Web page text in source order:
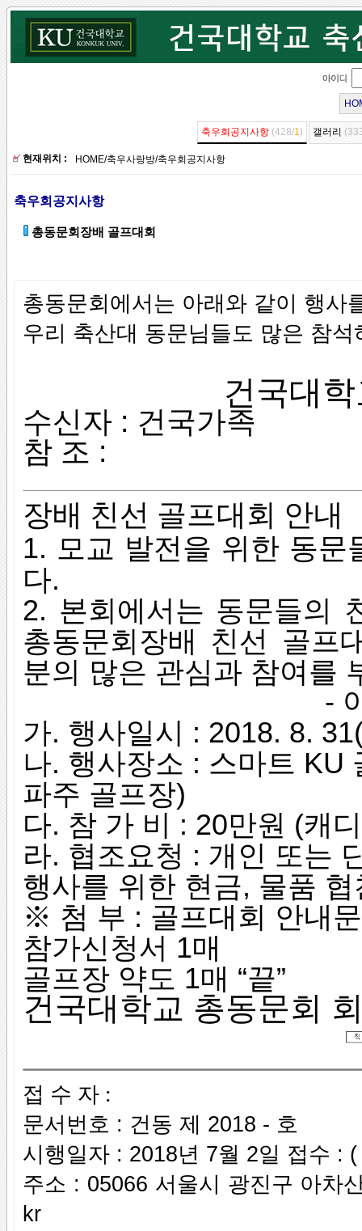
축우회공지사항 (428/1) 갤러리
현재위치 : HOME/축우사랑방/축우회공지사항
축우회공지사항
총동문회장배 골프대회
총동문회에서는 아래와 같이 행사
우리 축산대 동문님들도 많은 참
건국대
수신자 : 건국가족
참 조 :
장배 친선 골프대회 안내
1. 모교 발전을 위한 동문
다.
2. 본회에서는 동문들의
총동문회장배 친선 골프
분의 많은 관심과 참여를
-
가. 행사일시 : 2018. 8.
나. 행사장소 : 스마트 KU
파주 골프장)
다. 참 가 비 : 20만원 (캐
라. 협조요청 : 개인 또는
행사를 위한 현금, 물품 협
※ 첨 부 : 골프대회 안내
참가신청서 1매
골프장 약도 1매 “끝”
건국대학교 총동문회
접 수 자 :
문서번호 : 건동 제 2018 - 호
시행일자 : 2018년 7월 2일 접수 : (
주소 : 05066 서울시 광진구 아차
kr